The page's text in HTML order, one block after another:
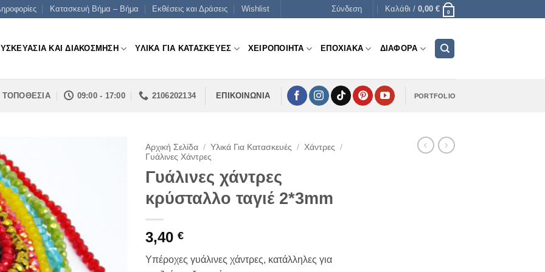
Κατασκευή Βήμα – Βήμα Εκθέσεις και Δράσεις Wishlist Σύνδεση Καλάθι / 0,00 € 0
ΚΑΙ ΔΙΑΚΟΣΜΗΣΗ ΥΛΙΚΑ ΓΙΑ ΚΑΤΑΣΚΕΥΕΣ ΧΕΙΡΟΠΟΙΗΤΑ ΕΠΟΧΙΑΚΑ ΔΙΑΦΟΡΑ
ΤΟΠΟΘΕΣΙΑ 09:00 - 17:00 2106202134 ΕΠΙΚΟΙΝΩΝΙΑ PORTFOLIO
Αρχική Σελίδα / Υλικά Για Κατασκευές / Χάντρες
/
Γυάλινες Χάντρες
Γυάλινες χάντρες
κρύσταλλο ταγιέ 2*3mm
3,40 €
Υπέροχες γυάλινες χάντρες, κατάλληλες για